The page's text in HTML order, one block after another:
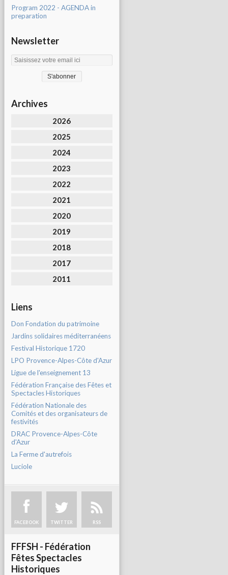
Program 2022 - AGENDA in
preparation
Newsletter
Archives
2026
2025
2024
2023
2022
2021
2020
2019
2018
2017
2011
Liens
Don Fondation du patrimoine
Jardins solidaires méditerranéens
Festival Historique 1720
LPO Provence-Alpes-Côte d'Azur
Ligue de l'enseignement 13
Fédération Française des Fêtes et
Spectacles Historiques
Fédération Nationale des
Comités et des organisateurs de
festivités
DRAC Provence-Alpes-Côte
d'Azur
La Ferme d'autrefois
Luciole
FACEBOOK TWITTER RSS
FFFSH - Fédération
Fêtes Spectacles
Historiques